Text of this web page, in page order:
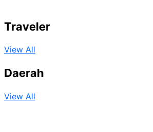
Traveler
View All
Daerah
View All